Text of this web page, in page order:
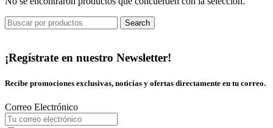
Search
¡Regístrate en nuestro Newsletter!
Recibe promociones exclusivas, noticias y ofertas directamente en tu correo.
Correo Electrónico